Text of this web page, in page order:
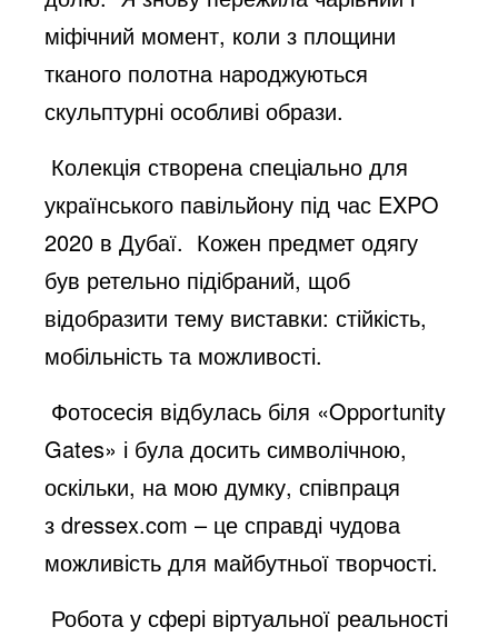
міфічний момент, коли з площини
тканого полотна народжуються
скульптурні особливі образи.
Колекція створена спеціально для
українського павільйону під час EXPO
2020 в Дубаї. Кожен предмет одягу
був ретельно підібраний, щоб
відобразити тему виставки: стійкість,
мобільність та можливості.
Фотосесія відбулась біля «Opportunity
Gates» і була досить символічною,
оскільки, на мою думку, співпраця
з dressex.com – це справді чудова
можливість для майбутньої творчості.
Робота у сфері віртуальної реальності